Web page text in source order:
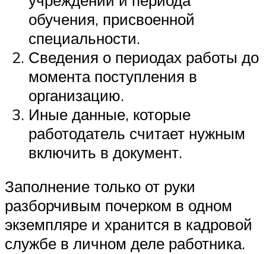
обучения, присвоенной
специальности.
Сведения о периодах работы до
момента поступления в
организацию.
Иные данные, которые
работодатель считает нужным
включить в документ.
Заполнение только от руки
разборчивым почерком в одном
экземпляре и хранится в кадровой
службе в личном деле работника.